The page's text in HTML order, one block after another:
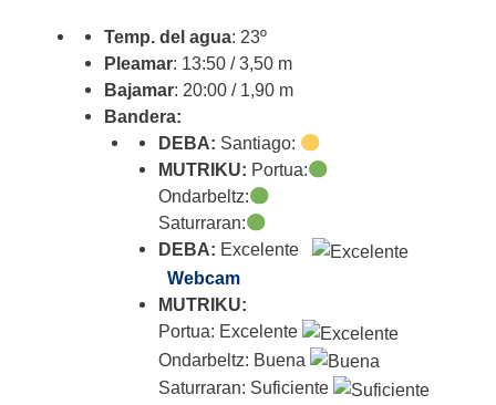
Temp. del agua: 23º
Pleamar: 13:50 / 3,50 m
Bajamar: 20:00 / 1,90 m
Bandera:
DEBA: Santiago:
MUTRIKU: Portua:
Ondarbeltz:
Saturraran:
DEBA: Excelente
Webcam
MUTRIKU:
Portua: Excelente
Ondarbeltz: Buena
Saturraran: Suficiente